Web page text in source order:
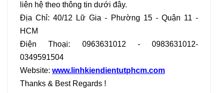
liên hệ theo thông tin dưới đây.
Địa Chỉ: 40/12 Lữ Gia - Phường 15 - Quận 11 -
HCM
Điện Thoại: 0963631012 - 0983631012-
0349591504
Website: www.linhkiendientutphcm.com
Thanks & Best Regards !